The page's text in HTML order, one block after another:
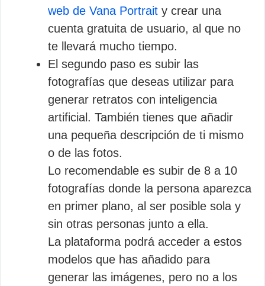
web de Vana Portrait y crear una
cuenta gratuita de usuario, al que no
te llevará mucho tiempo.
El segundo paso es subir las
fotografías que deseas utilizar para
generar retratos con inteligencia
artificial. También tienes que añadir
una pequeña descripción de ti mismo
o de las fotos.
Lo recomendable es subir de 8 a 10
fotografías donde la persona aparezca
en primer plano, al ser posible sola y
sin otras personas junto a ella.
La plataforma podrá acceder a estos
modelos que has añadido para
generar las imágenes, pero no a los